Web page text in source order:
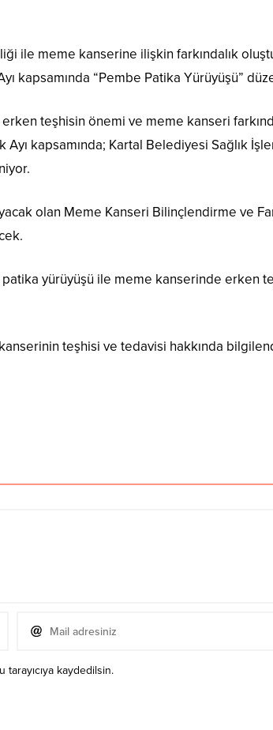
ile meme kanserine ilişkin farkındalık
kapsamında “Pembe Patika Yürüyüşü”
teşhisin önemi ve meme kanseri
kapsamında; Kartal Belediyesi Sağlık
olan Meme Kanseri Bilinçlendirme ve
yürüyüşü ile meme kanserinde erken
teşhisi ve tedavisi hakkında
tarayıcıya kaydedilsin.